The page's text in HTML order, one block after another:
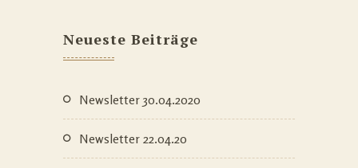
Neueste Beiträge
Newsletter 30.04.2020
Newsletter 22.04.20